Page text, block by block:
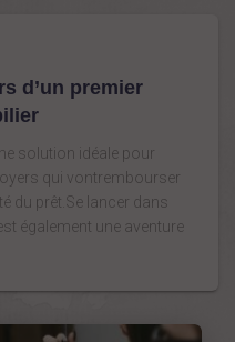
d’un premier
solution idéale pour
qui vontrembourser
du prêt.Se lancer dans
également une aventure